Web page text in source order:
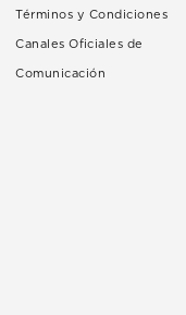
Términos y Condiciones
Canales Oficiales de
Comunicación